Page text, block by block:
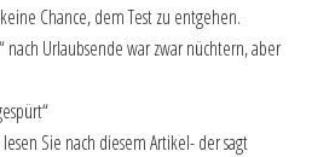
Chance, dem Test zu entgehen.
nach Urlaubsende war zwar nüchtern, aber
Sie nach diesem Artikel- der sagt